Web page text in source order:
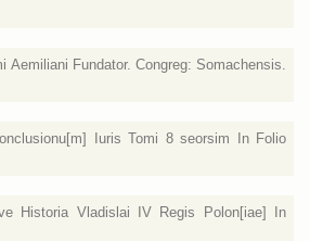
Aemiliani Fundator. Congreg: Somachensis.
Iuris Tomi 8 seorsim In Folio
Historia Vladislai IV Regis Polon[iae] In